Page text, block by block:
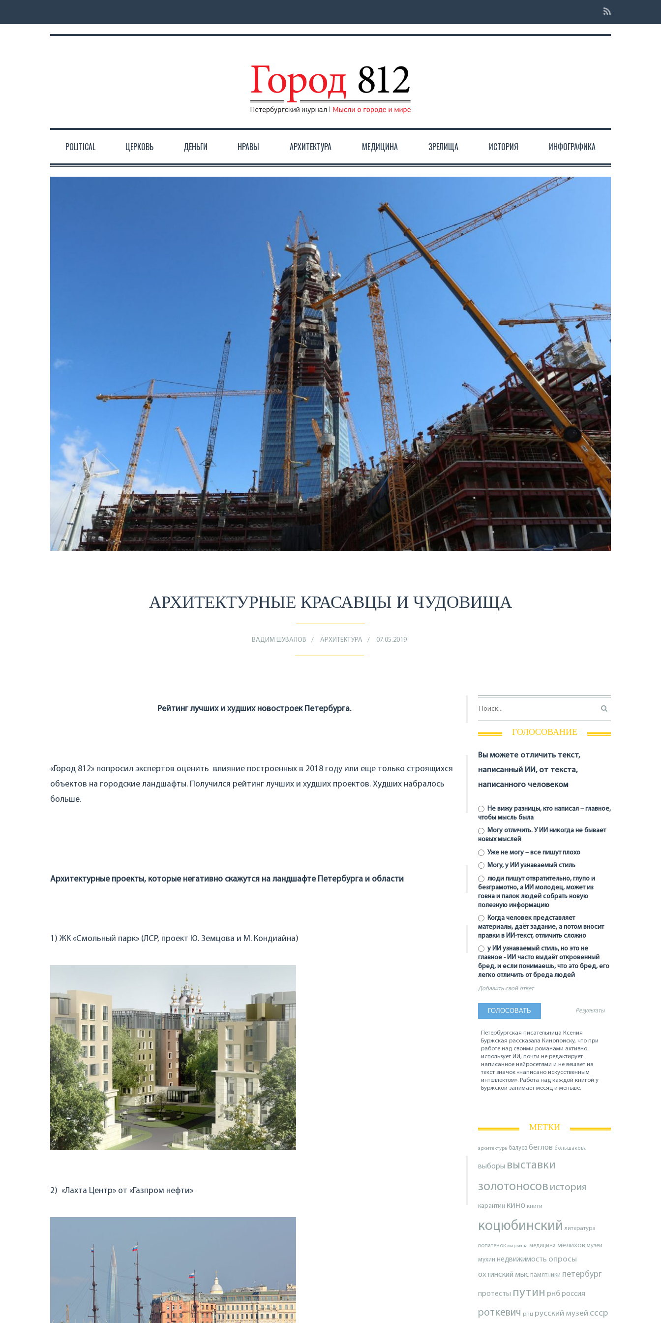
POLITICAL ЦЕРКОВЬ ДЕНЬГИ НРАВЫ АРХИТЕКТУРА МЕДИЦИНА ЗРЕЛИЩА ИСТОРИЯ ИНФОГРАФИКА
АРХИТЕКТУРНЫЕ КРАСАВЦЫ И ЧУДОВИЩА
ВАДИМ ШУВАЛОВ АРХИТЕКТУРА 07.05.2019
Рейтинг лучших и худших новостроек Петербурга.
«Город 812» попросил экспертов оценить влияние построенных в 2018 году или еще только строящихся
объектов на городские ландшафты. Получился рейтинг лучших и худших проектов. Худших набралось
больше.
Архитектурные проекты, которые негативно скажутся на ландшафте Петербурга и области
1) ЖК «Смольный парк» (ЛСР, проект Ю. Земцова и М. Кондиайна)
2) «Лахта Центр» от «Газпром нефти»
ГОЛОСОВАНИЕ
Вы можете отличить текст,
написанный ИИ, от текста,
написанного человеком
Не вижу разницы, кто написал – главное,
чтобы мысль была
Могу отличить. У ИИ никогда не бывает
новых мыслей
Уже не могу – все пишут плохо
Могу, у ИИ узнаваемый стиль
люди пишут отвратительно, глупо и
безграмотно, а ИИ молодец, может из
говна и палок людей собрать новую
полезную информацию
Когда человек представляет
материалы, даёт задание, а потом вносит
правки в ИИ-текст, отличить сложно
у ИИ узнаваемый стиль, но это не
главное - ИИ часто выдаёт откровенный
бред, и если понимаешь, что это бред, его
легко отличить от бреда людей
Добавить свой ответ
Результаты
Петербургская писательница Ксения
Буржская рассказала Кинопоиску, что при
работе над своими романами активно
использует ИИ, почти не редактирует
написанное нейросетями и не вешает на
текст значок «написано искусственным
интеллектом». Работа над каждой книгой у
Буржской занимает месяц и меньше.
МЕТКИ
архитектура балуев беглов большакова
выборы выставки
золотоносов история
карантин кино книги
коцюбинский литература
лопатенок маркина медицина мелихов музеи
мухин недвижимость опросы
охтинский мыс памятники петербург
протесты путин рнброссия
роткевич рпц русский музей ссср